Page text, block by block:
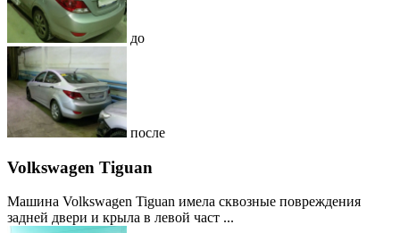
до
после
Volkswagen Tiguan
Машина Volkswagen Tiguan имела сквозные повреждения
задней двери и крыла в левой част ...